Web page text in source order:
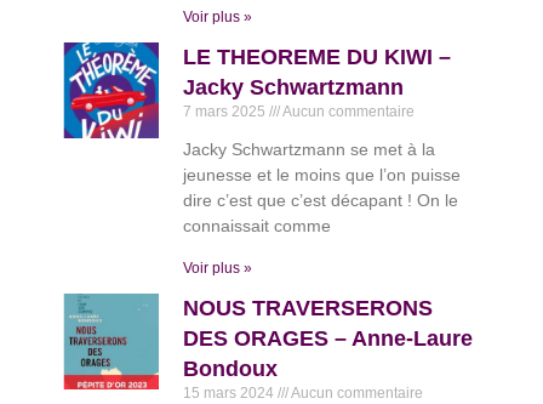
Voir plus »
LE THEOREME DU KIWI –
Jacky Schwartzmann
7 mars 2025 Aucun commentaire
Jacky Schwartzmann se met à la
jeunesse et le moins que l’on puisse
dire c’est que c’est décapant ! On le
connaissait comme
Voir plus »
NOUS TRAVERSERONS
DES ORAGES – Anne-Laure
Bondoux
15 mars 2024 Aucun commentaire